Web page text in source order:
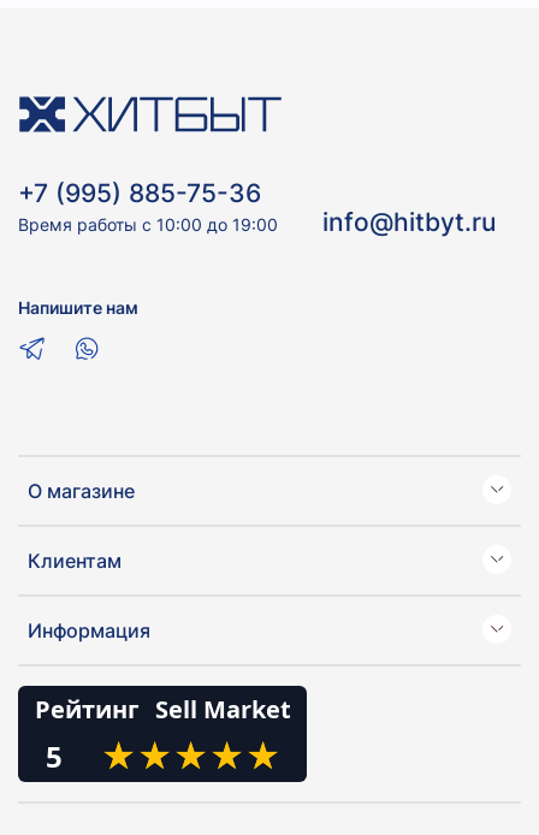
О магазине
Клиентам
Информация
Рейтинг Sell Market
5 ★
★★
★★
★★
★★
★
+7 (995) 885-75-36
Время работы с 10:00 до 19:00 info@hitbyt.ru
Напишите нам